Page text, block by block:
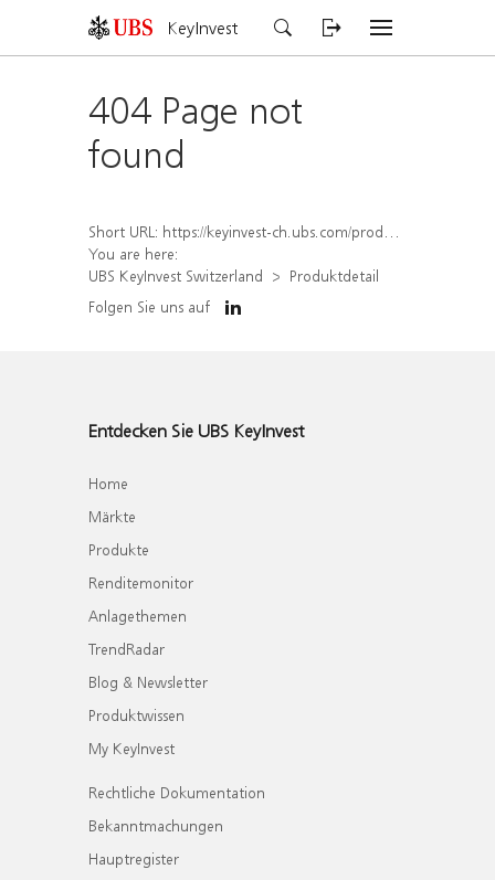
KeyInvest
404 Page not
found
Short URL: https://keyinvest-ch.ubs.com/produkt/detail/index/isin/CH1562165113
You are here:
UBS KeyInvest Switzerland
Produktdetail
Folgen Sie uns auf
Entdecken Sie UBS KeyInvest
Home
Märkte
Produkte
Renditemonitor
Anlagethemen
TrendRadar
Blog & Newsletter
Produktwissen
My KeyInvest
Rechtliche Dokumentation
Bekanntmachungen
Hauptregister